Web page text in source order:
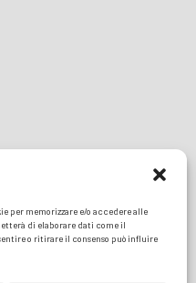
per memorizzare e/o accedere alle
di elaborare dati come il
o ritirare il consenso può influire